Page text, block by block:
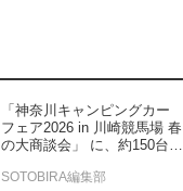
「神奈川キャンピングカー
フェア2026 in 川崎競馬場 春
の大商談会」 に、約150台の
SOTOBIRA編集部